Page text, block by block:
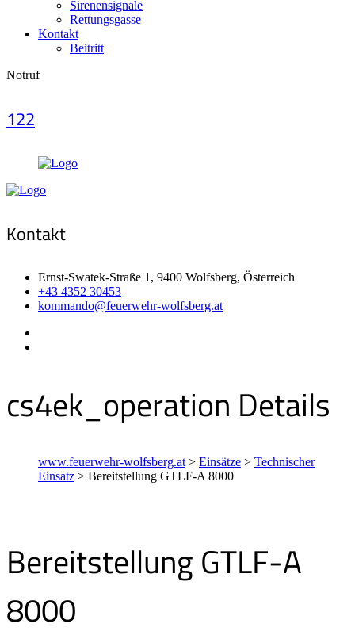
Sirenensignale
Rettungsgasse
Kontakt
Beitritt
Notruf
122
Kontakt
Ernst-Swatek-Straße 1, 9400 Wolfsberg, Österreich
+43 4352 30453
kommando@feuerwehr-wolfsberg.at
cs4ek_operation Details
www.feuerwehr-wolfsberg.at > Einsätze > Technischer
Einsatz > Bereitstellung GTLF-A 8000
Bereitstellung GTLF-A
8000